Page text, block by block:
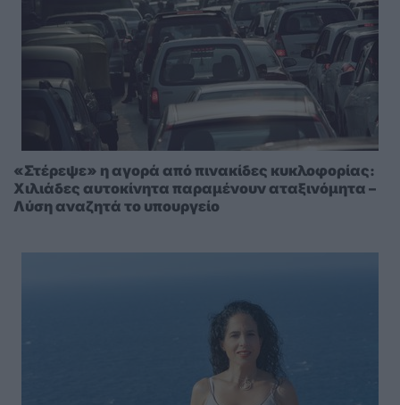
«Στέρεψε» η αγορά από πινακίδες κυκλοφορίας:
Χιλιάδες αυτοκίνητα παραμένουν αταξινόμητα –
Λύση αναζητά το υπουργείο